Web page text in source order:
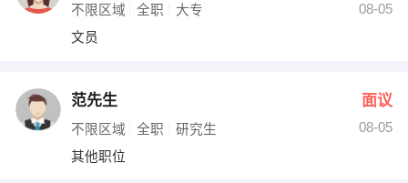
不限区域 全职 大专
08-05
文员
范先生 面议
不限区域 全职 研究生
08-05
其他职位